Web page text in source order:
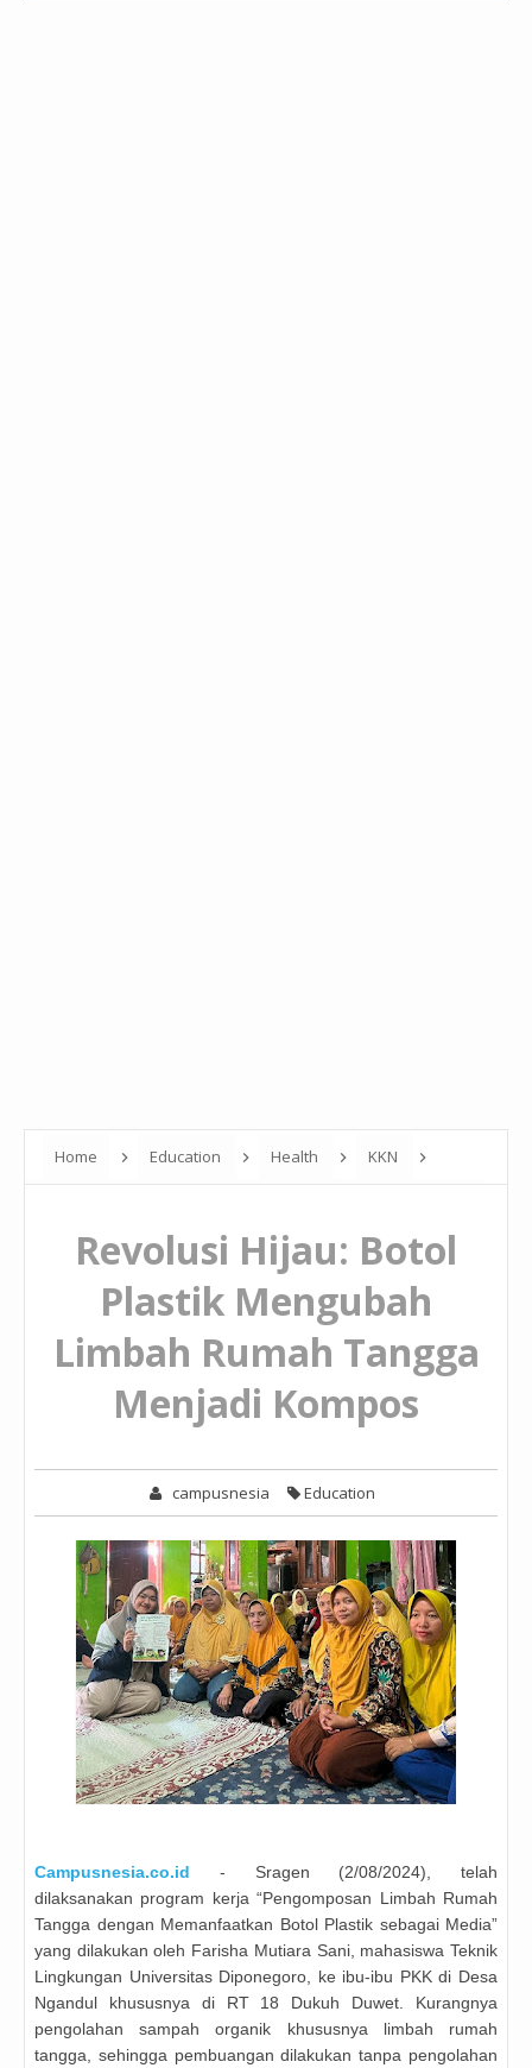
Home Education Health KKN
Menjadi Kompos
Revolusi Hijau: Botol
Plastik Mengubah
Limbah Rumah Tangga
Menjadi Kompos
campusnesia Education
Campusnesia.co.id - Sragen (2/08/2024), telah
dilaksanakan program kerja “Pengomposan Limbah Rumah
Tangga dengan Memanfaatkan Botol Plastik sebagai Media”
yang dilakukan oleh Farisha Mutiara Sani, mahasiswa Teknik
Lingkungan Universitas Diponegoro, ke ibu-ibu PKK di Desa
Ngandul khususnya di RT 18 Dukuh Duwet. Kurangnya
pengolahan sampah organik khususnya limbah rumah
tangga, sehingga pembuangan dilakukan tanpa pengolahan